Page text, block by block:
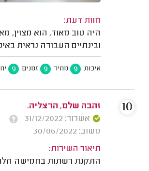
חוות דעת:
היה טוב מאוד, הוא מצוין,
ובינתיים העבודה נראית
איכות 9 מחיר 9 זמנים 9
זהבה שלם, הרצליה.
אשרור: 31/12/2022
משוב: 30/06/2022
תיאור השירות:
התקנת רשתות בחמישה
10